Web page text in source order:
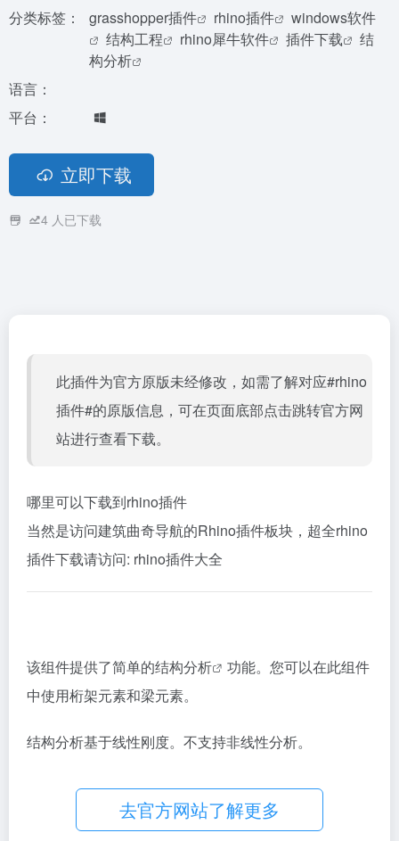
分类标签：
grasshopper插件 rhino插件
windows软件
结构工程
rhino犀牛软件 插件下载
结
构分析
语言：
平台：
立即下载
4 人已下载
此插件为官方原版未经修改，如需了解对应#rhino
插件#的原版信息，可在页面底部点击跳转官方网
站进行查看下载。
哪里可以下载到rhino插件
当然是访问建筑曲奇导航的Rhino插件板块，超全rhino
插件下载请访问: rhino插件大全
该组件提供了简单的结构分析
功能。您可以在此组件
中使用桁架元素和梁元素。
结构分析基于线性刚度。不支持非线性分析。
去官方网站了解更多